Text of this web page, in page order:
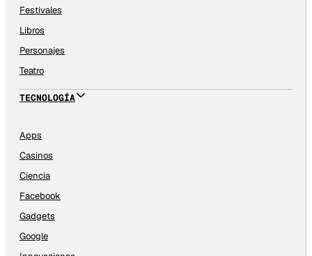
Festivales
Libros
Personajes
Teatro
TECNOLOGÍA
Apps
Casinos
Ciencia
Facebook
Gadgets
Google